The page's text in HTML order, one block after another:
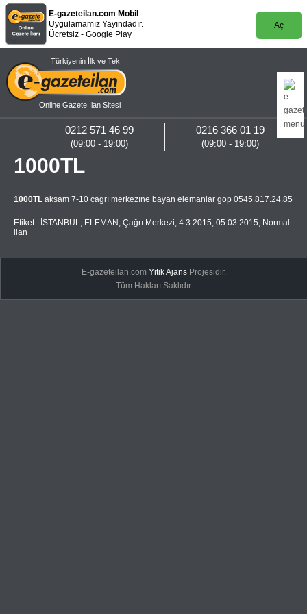
E-gazeteilan.com Mobil
Uygulamamız Yayındadır.
Ücretsiz - Google Play
Aç
Türkiyenin İlk ve Tek
Online Gazete İlan Sitesi
0216 366 01 19
(09:00 - 19:00)
0212 571 46 99
(09:00 - 19:00)
1000TL
1000TL aksam 7-10 cagrı merkezıne bayan elemanlar gop 0545.817.24.85
Etiket : İSTANBUL, ELEMAN , Çağrı Merkezi, 4.3.2015, 05.03.2015, Normal
ilan
E-gazeteilan.comYitik Ajans Projesidir.
Tüm Hakları Saklıdır.